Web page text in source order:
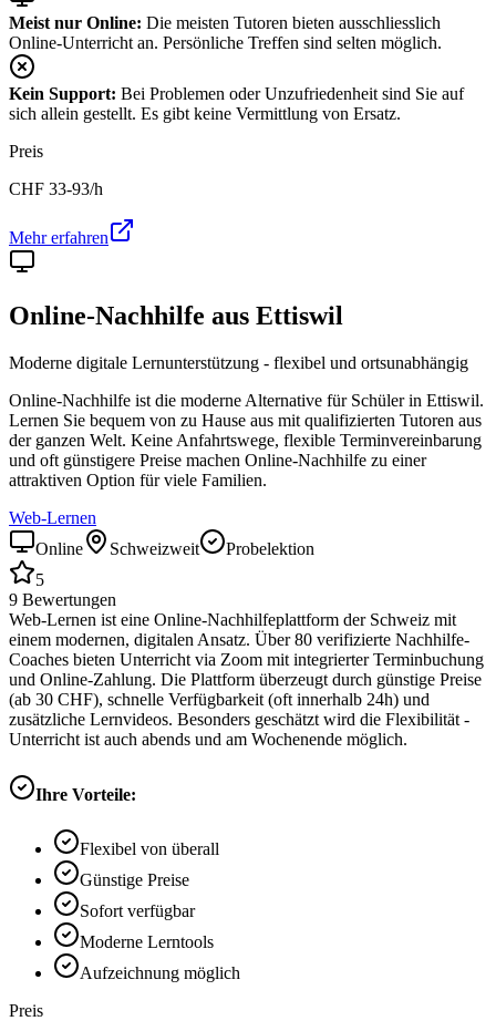
Meist nur Online: Die meisten Tutoren bieten ausschliesslich
Online-Unterricht an. Persönliche Treffen sind selten möglich.
Kein Support: Bei Problemen oder Unzufriedenheit sind Sie auf
sich allein gestellt. Es gibt keine Vermittlung von Ersatz.
Preis
CHF 33-93/h
Mehr erfahren
Online-Nachhilfe aus Ettiswil
Moderne digitale Lernunterstützung - flexibel und ortsunabhängig
Online-Nachhilfe ist die moderne Alternative für Schüler in Ettiswil.
Lernen Sie bequem von zu Hause aus mit qualifizierten Tutoren aus
der ganzen Welt. Keine Anfahrtswege, flexible Terminvereinbarung
und oft günstigere Preise machen Online-Nachhilfe zu einer
attraktiven Option für viele Familien.
Web-Lernen
Online
Schweizweit
Probelektion
5
9 Bewertungen
Web-Lernen ist eine Online-Nachhilfeplattform der Schweiz mit
einem modernen, digitalen Ansatz. Über 80 verifizierte Nachhilfe-
Coaches bieten Unterricht via Zoom mit integrierter Terminbuchung
und Online-Zahlung. Die Plattform überzeugt durch günstige Preise
(ab 30 CHF), schnelle Verfügbarkeit (oft innerhalb 24h) und
zusätzliche Lernvideos. Besonders geschätzt wird die Flexibilität -
Unterricht ist auch abends und am Wochenende möglich.
Ihre Vorteile:
Flexibel von überall
Günstige Preise
Sofort verfügbar
Moderne Lerntools
Aufzeichnung möglich
Preis